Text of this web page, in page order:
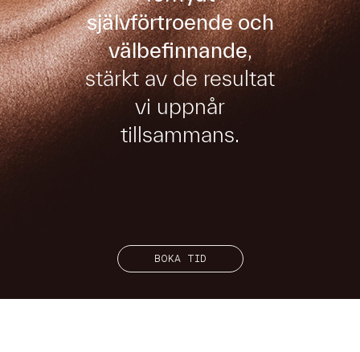
självförtroende och
välbefinnande,
stärkt av de resultat
vi uppnår
tillsammans.
BOKA TID